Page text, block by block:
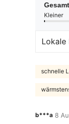
Kleiner
Lokale
schnelle
b***a 8